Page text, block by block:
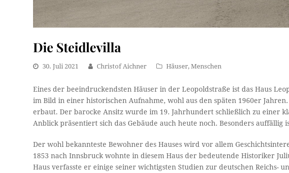
Die Steidlevilla
30. Juli 2021 Christof Aichner Häuser,Menschen
Eines der beeindruckendsten Häuser in der Leopoldstraße ist das Haus
im Bild in einer historischen Aufnahme, wohl aus den späten 1960er
erbaut. Der barocke Ansitz wurde im 19. Jahrhundert schließlich zu einer
Anblick präsentiert sich das Gebäude auch heute noch. Besonders auffällig
Der wohl bekannteste Bewohner des Hauses wird vor allem
1853 nach Innsbruck wohnte in diesem Haus der bedeutende Historiker
Haus verfasste er einige seiner wichtigsten Studien zur deutschen Reichs-